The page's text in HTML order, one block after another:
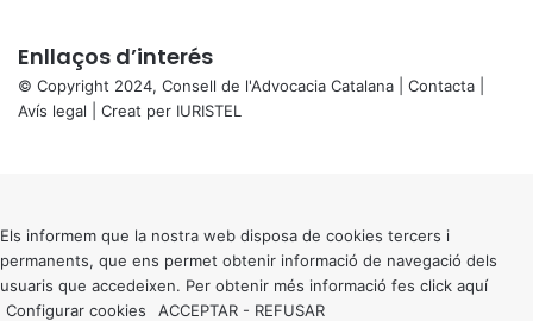
Enllaços d’interés
© Copyright 2024, Consell de l'Advocacia Catalana | Contacta
Avís legal | Creat per IURISTEL
button
Els informem que la nostra web disposa de cookies tercers i
permanents, que ens permet obtenir informació de navegació dels
usuaris que accedeixen. Per obtenir més informació fes click aquí
Configurar cookies
ACCEPTAR - REFUSAR